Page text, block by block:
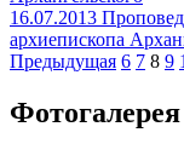
16.07.2013
архиепископа
Предыдущая 6 7 8 9
Фотогалерея